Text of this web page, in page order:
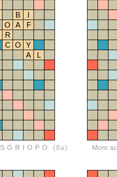
B
I
O A
F
R
C O
Y
A
L
SGRIOPO (8a) Mom